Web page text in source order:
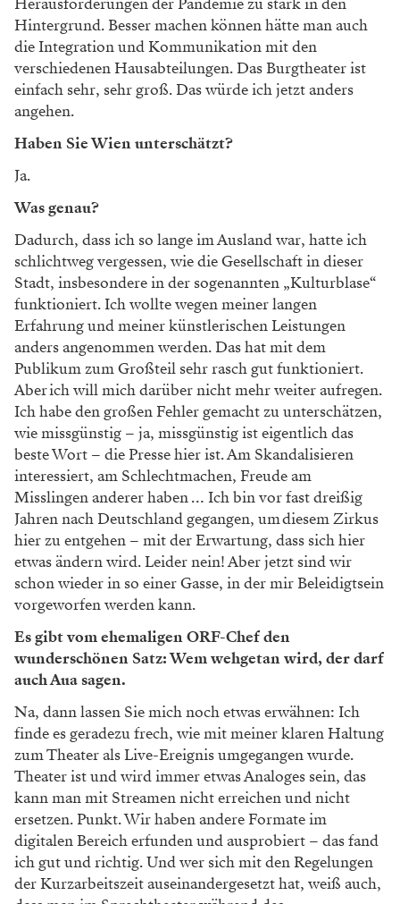
Hintergrund. Besser machen können hätte man auch
die Integration und Kommunikation mit den
verschiedenen Hausabteilungen. Das Burgtheater ist
einfach sehr, sehr groß. Das würde ich jetzt anders
angehen.
Haben Sie Wien unterschätzt?
Ja.
Was genau?
Dadurch, dass ich so lange im Ausland war, hatte ich
schlichtweg vergessen, wie die Gesellschaft in dieser
Stadt, ins­besondere in der sogenannten „Kulturblase“
funktioniert. Ich wollte wegen meiner langen
Erfahrung und meiner künstlerischen Leistungen
anders angenommen werden. Das hat mit dem
Publikum zum Großteil sehr rasch gut funktioniert.
Aber ich will mich darüber nicht mehr weiter aufregen.
Ich habe den großen Fehler gemacht zu unterschätzen,
wie missgünstig – ja, missgünstig ist eigentlich das
beste Wort – die Presse hier ist. Am Skandalisieren
interessiert, am Schlechtmachen, Freude am
Misslingen anderer haben … Ich bin vor fast dreißig
Jahren nach Deutschland gegangen, um diesem Zirkus
hier zu entgehen – mit der ­Erwartung, dass sich hier
etwas ändern wird. Leider nein! Aber jetzt sind wir
schon wieder in so einer Gasse, in der mir Beleidigtsein
vorgeworfen werden kann.
Es gibt vom ehemaligen ORF-Chef den
wunderschönen Satz: Wem wehgetan wird, der darf
auch Aua sagen.
Na, dann lassen Sie mich noch etwas erwähnen: Ich
finde es geradezu frech, wie mit meiner klaren Haltung
zum Theater als Live-Ereignis umgegangen wurde.
Theater ist und wird immer etwas Analoges sein, das
kann man mit Streamen nicht erreichen und nicht
ersetzen. Punkt. Wir haben andere Formate im
digitalen Bereich erfunden und ausprobiert – das fand
ich gut und richtig. Und wer sich mit den Regelungen
der Kurzarbeitszeit auseinandergesetzt hat, weiß auch,